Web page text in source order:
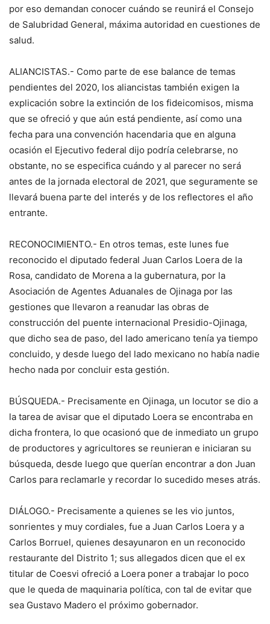
por eso demandan conocer cuándo se reunirá el Consejo
de Salubridad General, máxima autoridad en cuestiones de
salud.
ALIANCISTAS.- Como parte de ese balance de temas
pendientes del 2020, los aliancistas también exigen la
explicación sobre la extinción de los fideicomisos, misma
que se ofreció y que aún está pendiente, así como una
fecha para una convención hacendaria que en alguna
ocasión el Ejecutivo federal dijo podría celebrarse, no
obstante, no se especifica cuándo y al parecer no será
antes de la jornada electoral de 2021, que seguramente se
llevará buena parte del interés y de los reflectores el año
entrante.
RECONOCIMIENTO.- En otros temas, este lunes fue
reconocido el diputado federal Juan Carlos Loera de la
Rosa, candidato de Morena a la gubernatura, por la
Asociación de Agentes Aduanales de Ojinaga por las
gestiones que llevaron a reanudar las obras de
construcción del puente internacional Presidio-Ojinaga,
que dicho sea de paso, del lado americano tenía ya tiempo
concluido, y desde luego del lado mexicano no había nadie
hecho nada por concluir esta gestión.
BÚSQUEDA.- Precisamente en Ojinaga, un locutor se dio a
la tarea de avisar que el diputado Loera se encontraba en
dicha frontera, lo que ocasionó que de inmediato un grupo
de productores y agricultores se reunieran e iniciaran su
búsqueda, desde luego que querían encontrar a don Juan
Carlos para reclamarle y recordar lo sucedido meses atrás.
DIÁLOGO.- Precisamente a quienes se les vio juntos,
sonrientes y muy cordiales, fue a Juan Carlos Loera y a
Carlos Borruel, quienes desayunaron en un reconocido
restaurante del Distrito 1; sus allegados dicen que el ex
titular de Coesvi ofreció a Loera poner a trabajar lo poco
que le queda de maquinaria política, con tal de evitar que
sea Gustavo Madero el próximo gobernador.